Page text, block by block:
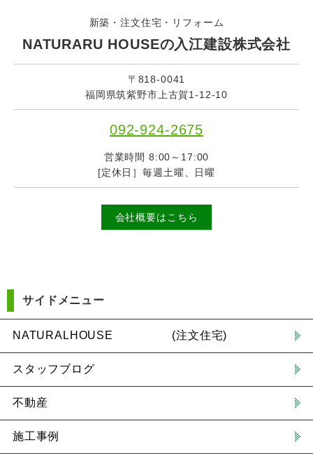
新築・注文住宅・リフォーム
NATURARU HOUSEの入江建設株式会社
〒818-0041
福岡県筑紫野市上古賀1-12-10
092-924-2675
営業時間 8:00～17:00
[定休日］毎週土曜、日曜
会社概要はこちら
サイドメニュー
NATURALHOUSE (注文住宅)
スタッフブログ
不動産
施工事例